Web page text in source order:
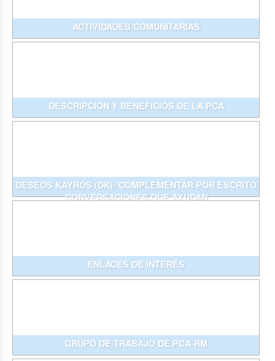
ACTIVIDADES COMUNITARIAS
DESCRIPCIÓN Y BENEFICIOS DE LA PCA
DESEOS KAYRÓS (DK): COMPLEMENTAR POR ESCRITO
CONVERSACIONES QUE AYUDAN
ENLACES DE INTERÉS
GRUPO DE TRABAJO DE PCA-RM